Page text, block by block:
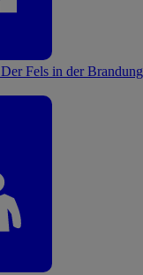
Der Fels in der Brandung